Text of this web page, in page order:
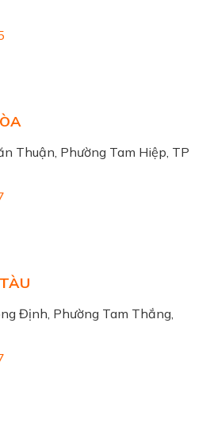
Thuận, Phường Tam Hiệp, TP
Định, Phường Tam Thắng,